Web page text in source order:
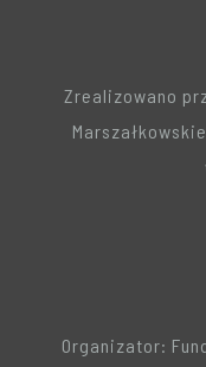
Zrealizowano
Organizator: